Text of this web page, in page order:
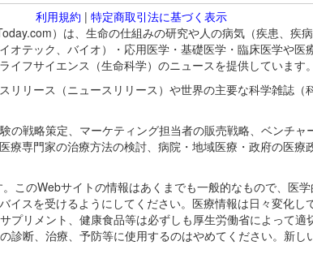
利用規約 | 特定商取引法に基づく表示
）は、生命の仕組みの研究や人の病気（疾患、疾
オテック、バイオ）・応用医学・基礎医学・臨床医学や
イフサイエンス（生命科学）のニュースを提供しています
リリース（ニュースリリース）や世界の主要な科学雑誌
の戦略策定、マーケティング担当者の販売戦略、ベンチ
療専門家の治療方法の検討、病院・地域医療・政府の医
このWebサイトの情報はあくまでも一般的なもので、医
イスを受けるようにしてください。医療情報は日々変化
プリメント、健康食品等は必ずしも厚生労働省によって
診断、治療、予防等に使用するのはやめてください。新